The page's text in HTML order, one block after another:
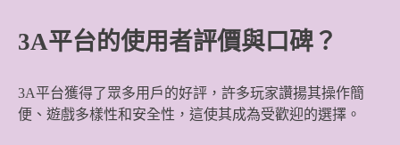
3A平台的使用者評價與口碑？
3A平台獲得了眾多用戶的好評，許多玩家讚揚其操作簡
便、遊戲多樣性和安全性，這使其成為受歡迎的選擇。